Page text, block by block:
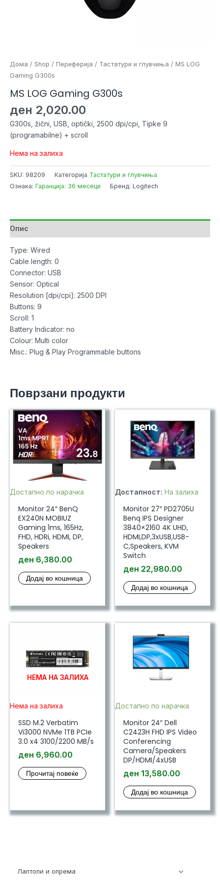
Лаптопи и опрема
Дома / Shop / Периферија / Тастатури и глувчиња / MS LOG
Gaming G300s
MS LOG Gaming G300s
ден 2,020.00
G300s, žični, USB, optički, 2500 dpi/cpi, Tipke 9
(programabilne) + scroll
Нема на залиха
SKU: 98209 Категорија Тастатури и глувчиња
Ознака: Гаранција: 36 месеци Бренд: Logitech
Опис
Type: Wired
Cable length: 0
Connector: USB
Sensor: Optical
Resolution [dpi/cpi]: 2500 DPI
Buttons: 9
Scroll: 1
Battery Indicator: no
Colour: Multi color
Misc.: Plug & Play Programmable buttons
Поврзани продукти
Достапно по нарачка
Monitor 24″ BenQ
EX240N MOBIUZ
Gaming 1ms, 165Hz,
FHD, HDRi, HDMI, DP,
Speakers
ден 6,380.00
Додај во кошница
Достапност: На залиха
Monitor 27″ PD2705U
Benq IPS Designer
3840×2160 4K UHD,
HDMI,DP,3xUSB,USB-
C,Speakers, KVM
Switch
ден 22,980.00
Додај во кошница
НЕМА НА ЗАЛИХА
Нема на залиха
SSD M.2 Verbatim
Vi3000 NVMe 1TB PCIe
3.0 x4 3100/2200 MB/s
ден 6,960.00
Прочитај повеќе
Достапно по нарачка
Monitor 24″ Dell
C2423H FHD IPS Video
Conferencing
Camera/Speakers
DP/HDMI/4xUSB
ден 13,580.00
Додај во кошница